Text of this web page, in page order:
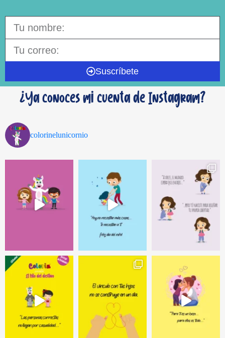
Suscríbete
¿Ya conoces mi cuenta de Instagram?
colorinelunicornio